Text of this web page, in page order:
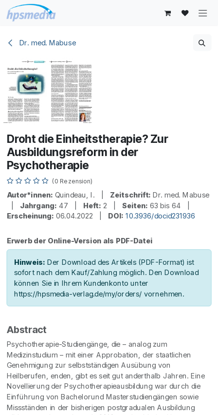
Zum Inhalt springen
Dr. med. Mabuse
Droht die Einheitstherapie? Zur
Ausbildungsreform in der
Psychotherapie
(0 Rezension)
Autor*innen: Quindeau, I. | Zeitschrift: Dr. med. Mabuse
Jahrgang: 47 | Heft: 2 |Seiten: 63 bis 64 |
Erscheinung: 06.04.2022 | DOI: 10.3936/docid231936
Erwerb der Online-Version als PDF-Datei
Hinweis: Der Download des Artikels (PDF-Format) ist
sofort nach dem Kauf/Zahlung möglich. Den Download
können Sie in Ihrem Kundenkonto unter
https://hpsmedia-verlag.de/my/orders/ vornehmen.
Abstract
Psychotherapie-Studiengänge, die – analog zum
Medizinstudium – mit einer Approbation, der staatlichen
Genehmigung zur selbstständigen Ausübung von
Heilberufen, enden, gibt es seit gut anderthalb Jahren. Eine
Novellierung der Psychotherapieausbildung war durch die
Einführung von Bachelorund Masterstudiengängen sowie
Missständen in der bisherigen postgradualen Ausbildung